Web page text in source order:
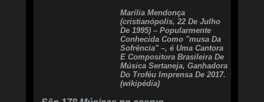
Não tem culpa dos seus erros
Esse cara aqui do lado
Quer saber os meus segredos
Mas não vou cair outra vez
Se eu já sei que no final
Ele vai fazer o que você já fez
Marília Mendonça
(cristianópolis, 22 De Julho
De 1995) – Popularmente
Conhecida Como "musa Da
Sofrência" –, é Uma Cantora
E Compositora Brasileira De
Música Sertaneja, Ganhadora
Do Troféu Imprensa De 2017.
(wikipédia)